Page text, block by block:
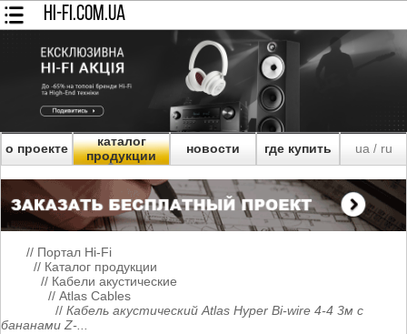
HI-FI.COM.UA
о проекте
каталог
продукции
новости где купить ua/ ru
// Портал Hi-Fi
// Каталог продукции
// Кабели акустические
// Atlas Cables
// Кабель акустический Atlas Hyper Bi-wire 4-4 3м с
бананами Z-...